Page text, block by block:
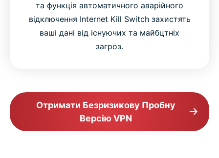
та функція автоматичного аварійного
відключення Internet Kill Switch захистять
ваші дані від існуючих та майбцтніх
загроз.
Отримати Безризикову Пробну
Версію VPN